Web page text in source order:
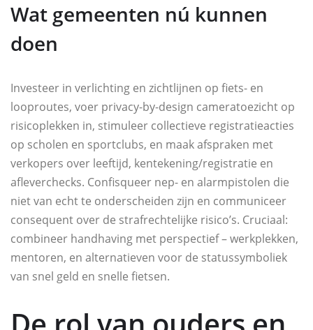
Wat gemeenten nú kunnen
doen
Investeer in verlichting en zichtlijnen op fiets- en
looproutes, voer privacy-by-design cameratoezicht op
risicoplekken in, stimuleer collectieve registratieacties
op scholen en sportclubs, en maak afspraken met
verkopers over leeftijd, kentekening/registratie en
afleverchecks. Confisqueer nep- en alarmpistolen die
niet van echt te onderscheiden zijn en communiceer
consequent over de strafrechtelijke risico’s. Cruciaal:
combineer handhaving met perspectief – werkplekken,
mentoren, en alternatieven voor de statussymboliek
van snel geld en snelle fietsen.